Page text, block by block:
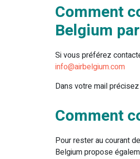
Comment
Belgium
Si vous préférez
info@airbelgium.com
Dans votre mail
Comment
Pour rester au courant
Belgium propose